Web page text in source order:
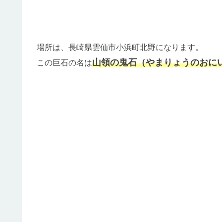
場所は、長崎県雲仙市小浜町北野になります。
この巨石の名は山領の鬼石（やまりょうのおに